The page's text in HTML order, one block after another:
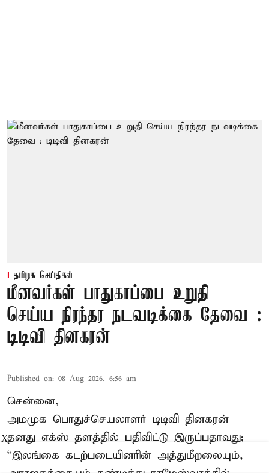
தமிழக செய்திகள்
மீனவர்கள் பாதுகாப்பை உறுதி
செய்ய நிரந்தர நடவடிக்கை தேவை :
டிடிவி தினகரன்
Published on: 08 Aug 2026, 6:56 am
சென்னை,
அமமுக பொதுச்செயலாளர் டிடிவி தினகரன்
தனது எக்ஸ் தளத்தில் பதிவிட்டு இருப்பதாவது;
“இலங்கை கடற்படையினரின் அத்துமீறலையும்,
X